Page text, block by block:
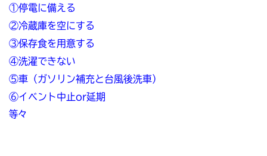
①停電に備える
②冷蔵庫を空にする
③保存食を用意する
④洗濯できない
⑤車（ガソリン補充と台風後洗車）
⑥イベント中止or延期
等々